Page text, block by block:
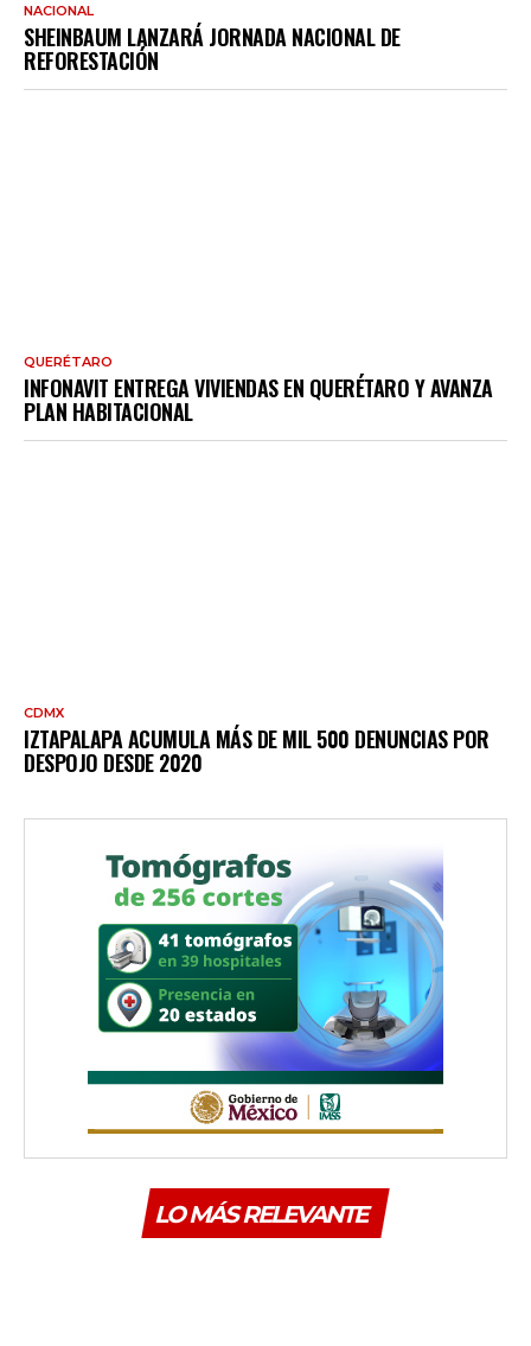
NACIONAL
SHEINBAUM LANZARÁ JORNADA NACIONAL DE
REFORESTACIÓN
QUERÉTARO
INFONAVIT ENTREGA VIVIENDAS EN QUERÉTARO Y AVANZA
PLAN HABITACIONAL
CDMX
IZTAPALAPA ACUMULA MÁS DE MIL 500 DENUNCIAS POR
DESPOJO DESDE 2020
LO MÁS RELEVANTE